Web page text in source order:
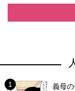
義母